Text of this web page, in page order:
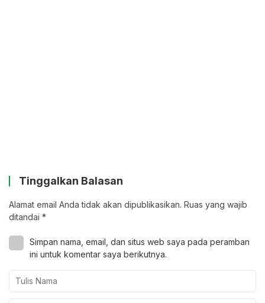
Tinggalkan Balasan
Alamat email Anda tidak akan dipublikasikan. Ruas yang wajib
ditandai *
Simpan nama, email, dan situs web saya pada peramban
ini untuk komentar saya berikutnya.